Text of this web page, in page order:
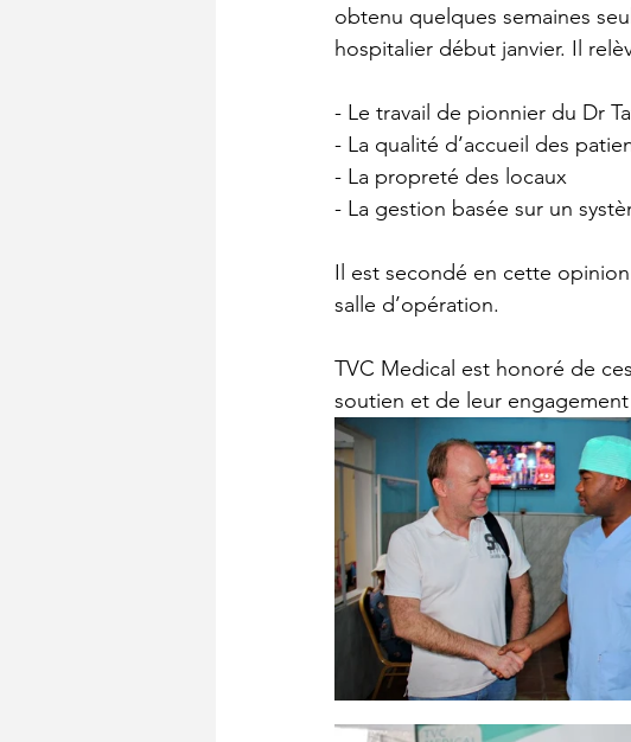
obtenu quelques semaines
hospitalier début janvier. Il
- Le travail de pionnier du Dr
- La qualité d’accueil des
- La propreté des locaux
- La gestion basée sur un
Il est secondé en cette
salle d’opération.
TVC Medical est honoré de
soutien et de leur